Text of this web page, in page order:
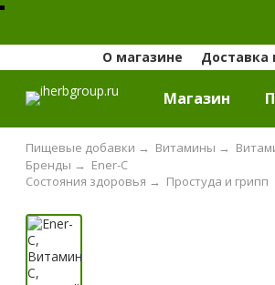
О магазине
Доставка
Магазин
Пищевые добавки → Витамины →
Ener-C
Бренды →
Простуда и грипп
Состояния здоровья →